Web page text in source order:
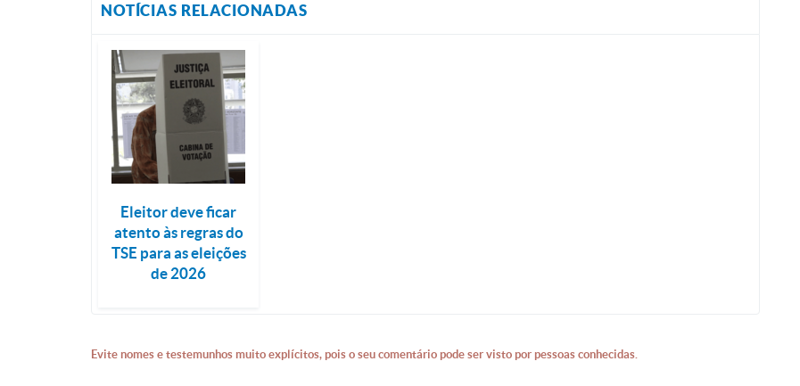
NOTÍCIAS RELACIONADAS
Eleitor deve ficar
atento às regras do
TSE para as eleições
de 2026
Evite nomes e testemunhos muito explícitos, pois o seu comentário pode ser visto por pessoas conhecidas.